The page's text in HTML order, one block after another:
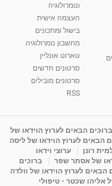
01:46
05:37
-
09:12
ונומרולוגיה
העצמה אישית
בישול ומתכונים
מחשבון נומרולוגיה
טארוט אונליין
סרטונים חדשים
סרטונים מובילים
RSS
ברוכים הבאים לערוץ הוידאו של
הבאים לערוץ הוידאו של ליסה
רונן
ערוצי וידאו
של אסתר שפר
ברוכים
הבאים לערוץ הוידאו של וולדה
אליהו שכטר - טיפולי